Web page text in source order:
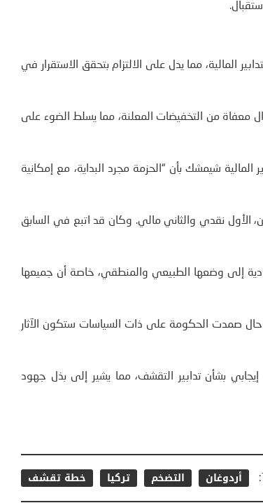
المالية، مما يدل على الالتزام بتحقق الاستقرار في
معفاة من التخفيضات المعلنة، مما يسلط الضوء على
المالية شيمشك بأن “الحزمة مجرد البداية، مع إمكانية
الأول نقدي والثاني مالي. وكان قد اتبع في السابق
إلى وضعها الطبيعي والمنطقي، خاصة أن جميعها
حال صمدت الحكومة على ذات السياسات ستكون الآثار
بشأن تدابير التقشف، مما يشير إلى بذل جهود
أردوغان التضخم تركيا خطة تقشف